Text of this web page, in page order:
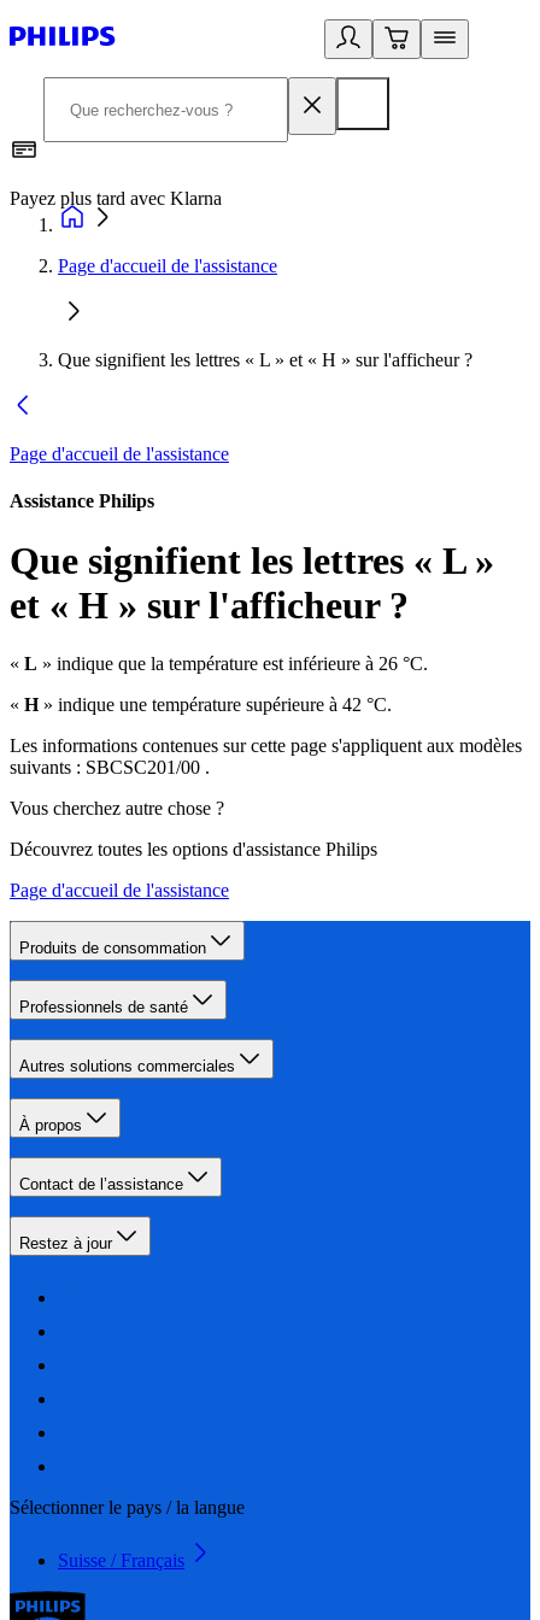
Payez plus tard avec Klarna
Page d'accueil de l'assistance
Que signifient les lettres « L » et « H » sur l'afficheur ?
Page d'accueil de l'assistance
Assistance Philips
Que signifient les lettres « L »
et « H » sur l'afficheur ?
« L » indique que la température est inférieure à 26 °C.
« H» indique une température supérieure à 42 °C.
Les informations contenues sur cette page s'appliquent aux modèles
suivants : SBCSC201/00 .
Vous cherchez autre chose ?
Découvrez toutes les options d'assistance Philips
Page d'accueil de l'assistance
Produits de consommation
Professionnels de santé
Autres solutions commerciales
À propos
Contact de l’assistance
Restez à jour
Sélectionner le pays / la langue
Suisse / Français